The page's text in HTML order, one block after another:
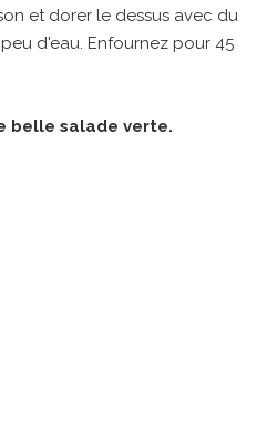
et dorer le dessus avec du
d'eau. Enfournez pour 45
belle salade verte.